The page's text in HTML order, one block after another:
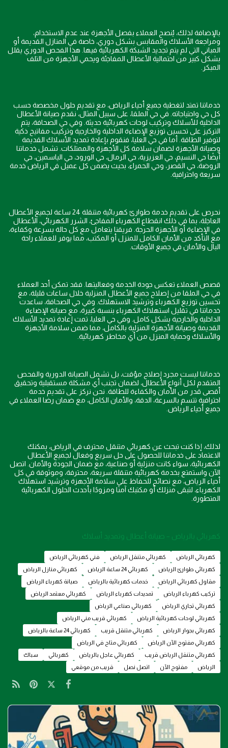
بالإضافة لذلك، يُنصح العملاء بفصل الأجهزة عند عدم الاستخدام،
ومراجعة الأسلاك والمقابس بشكل دوري، خاصة في المنازل القديمة أو
المباني التي لم يتم تجديد الشبكة الكهربائية فيها. هذا الفحص الدوري يقلل
بشكل كبير من احتمالية الأعطال المفاجئة ويحمي الأجهزة من التلف
المبكر.
خدماتنا تمتد لتغطية جميع أحياء الرياض، مع تقديم حلول مخصصة حسب
كل حي واحتياجاته. في حي الملقا، على سبيل المثال، نقدم صيانة الأعطال
الداخلية للأسلاك وتركيب لوحات كهربائية حديثة. وفي حي الصحافة، يتم
التركيز على تحسين توزيع الإضاءة الداخلية والخارجية وتركيب مفاتيح ذكية
لتوفير الطاقة. أما في حي العليا، فنقوم بإعادة تمديد الأسلاك القديمة
وصيانة الأجهزة لضمان سلامة كل الأجهزة والممتلكات. تشمل خدماتنا
أيضًا حي النسيم، حي العزيزية، حي الرمال، حي الورود، حي الياسمين، حي
الروضة، حي القصر، وحي الحمراء، بحيث يضمن كل عميل في الرياض خدمة
سريعة واحترافية.
نحرص على تقديم خدمة طوارئ كهربائية متنقلة 24 ساعة لجميع الأعطال
العاجلة، بما في ذلك انقطاع الكهرباء المفاجئ، الشرر الكهربائي، الأعطال
في الإضاءة أو الأجهزة الحرجة. فريقنا يتعامل مع كل حالة بسرعة وكفاءة،
مع التأكد من الأمان الكامل للمنزل أو المكتب، مما يوفر للعملاء راحة
البال والأمان في جميع الأوقات.
قصص العملاء تعكس جودة الخدمة وفعاليتها. فقد تمكن أحد العملاء
في حي الملقا من إصلاح جميع الأعطال المنزلية خلال ساعات قليلة، مع
تحسين توزيع الكهرباء وترشيد الاستهلاك. وفي حي الصحافة، ساعدت
خدماتنا في تقليل استهلاك الكهرباء بنسبة كبيرة، مع صيانة الإضاءة
الداخلية والخارجية بشكل كامل. وفي حي العليا، تمت إعادة تمديد الأسلاك
القديمة وصيانة الأجهزة المنزلية بالكامل، مما ضمن سلامة الأجهزة
والأسلاك وحماية المنزل من أي مخاطر كهربائية.
خدماتنا ليست مجرد إصلاح مؤقت، بل تشمل الصيانة الدورية والفحص
المتقدم لكل أنواع الأعطال، لضمان تجنب أي مشكلة مستقبلية وتحقيق
أقصى قدر من الأمان والكفاءة للطاقة. نحن نركز على تقديم خدمة
احترافية تتسم بالسرعة، الدقة، والأمان الكامل، مع ضمان رضا العملاء في
جميع أحياء الرياض.
لذلك، إذا كنت تبحث عن كهربائي متنقل محترف في الرياض، يمكنك
الاعتماد على خدماتنا للحصول على حل سريع وفعال لجميع الأعطال
الكهربائية، سواء كانت منزلية أو صناعية، مع ضمان الجودة والأمان. اتصل
الآن واستمتع بخدمة كهربائية متنقلة سريعة، محترفة، وموثوقة في كل
أحياء الرياض، مع نصائح للحفاظ على سلامة الأجهزة وترشيد استهلاك
الكهرباء، لتبقى منزلك أو مكتبك آمنًا ومزودًا بأحدث الحلول الكهربائية
المتطورة.
كهربائي بالرياض – صيانة أعطال وتمديد أسلاك
كهربائي الرياض كهربائي متنقل الرياض
فني كهربائي الرياض
كهربائي طوارئ الرياض
كهربائي 24 ساعة الرياض
كهربائي منازل الرياض
مقاول كهربائي الرياض
خدمات كهربائية بالرياض
صيانة كهرباء الرياض
تركيب كهرباء الرياض
تمديدات كهرباء الرياض
كهربائي معتمد الرياض
كهربائي تجاري الرياض
كهربائي صناعي الرياض
كهربائي لوحات كهربائية الرياض
كهربائي قريب مني الرياض
كهربائي بجوار الرياض
كهربائي متنقل قريب
كهربائي 24 ساعة بالرياض
كهربائي مفتوح الآن الرياض
كهربائي متاح في الرياض
كهربائي متنقل الرياض قريب
كهربائي عاجل بالرياض كهربائي
سباك
الرياض
مفتوح الآن اتصل نصل قريب من موقعي